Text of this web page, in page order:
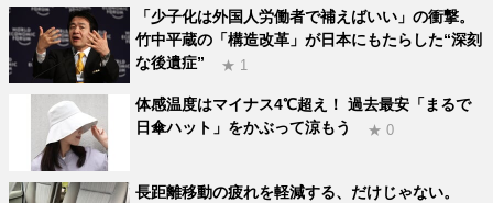
「少子化は外国人労働者で補えばいい」の衝撃。
竹中平蔵の「構造改革」が日本にもたらした“深刻
な後遺症”
★ 1
体感温度はマイナス4℃超え！ 過去最安「まるで
日傘ハット」をかぶって涼もう
★ 0
長距離移動の疲れを軽減する、だけじゃない。